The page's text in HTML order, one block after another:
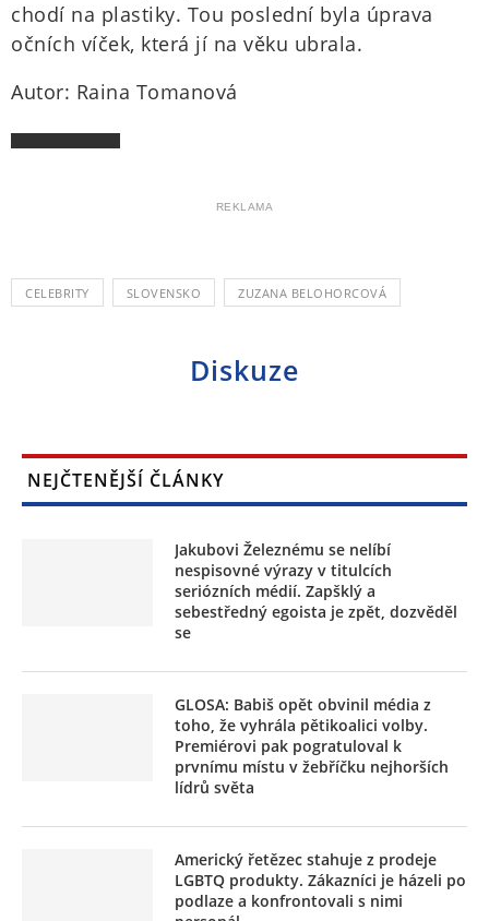
chodí na plastiky. Tou poslední byla úprava
očních víček, která jí na věku ubrala.
Autor: Raina Tomanová
REKLAMA
CELEBRITY SLOVENSKO ZUZANA BELOHORCOVÁ
Diskuze
NEJČTENĚJŠÍ ČLÁNKY
Jakubovi Železnému se nelíbí
nespisovné výrazy v titulcích
seriózních médií. Zapšklý a
sebestředný egoista je zpět, dozvěděl
se
GLOSA: Babiš opět obvinil média z
toho, že vyhrála pětikoalici volby.
Premiérovi pak pogratuloval k
prvnímu místu v žebříčku nejhorších
lídrů světa
Americký řetězec stahuje z prodeje
LGBTQ produkty. Zákazníci je házeli po
podlaze a konfrontovali s nimi